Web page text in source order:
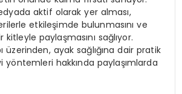
aktif olarak yer alması,
etkileşimde bulunmasını ve
paylaşmasını sağlıyor.
üzerinden, ayak sağlığına dair pratik
hakkında paylaşımlarda